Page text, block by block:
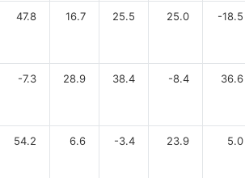
47.8 16.7 25.5 25.0 -18.5
-7.3 28.9 38.4 -8.4 36.6
54.2 6.6 -3.4 23.9 5.0